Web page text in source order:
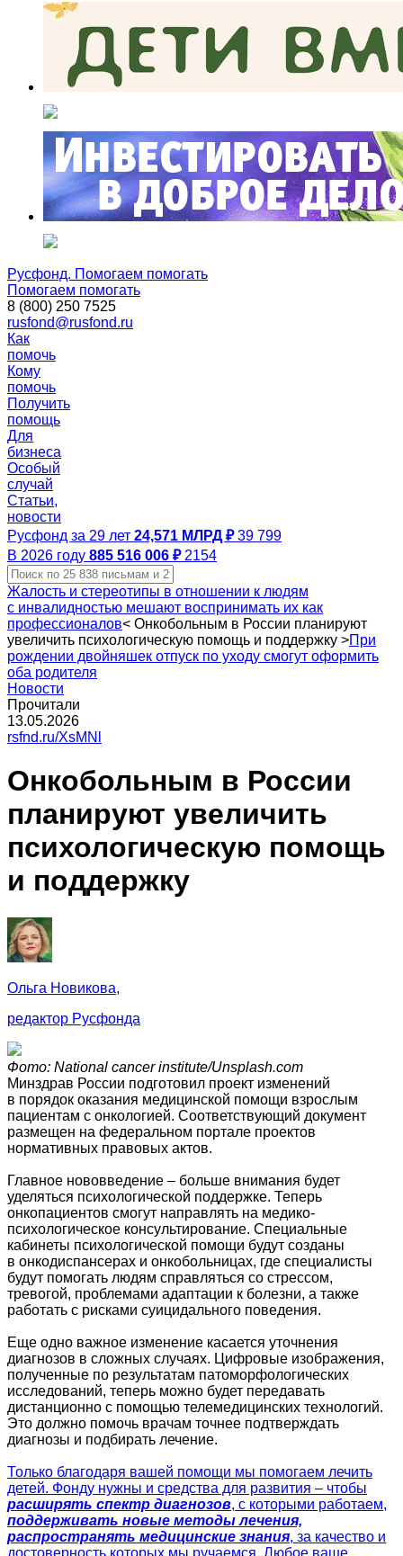
Русфонд. Помогаем помогать
Помогаем помогать
8 (800) 250 7525
rusfond@rusfond.ru
Как
помочь
Кому
помочь
Получить
помощь
Для
бизнеса
Особый
случай
Статьи,
новости
Русфонд за 29 лет 24,571 МЛРД ₽ 39 799
В 2026 году 885 516 006 ₽ 2154
Жалость и стереотипы в отношении к людям
с инвалидностью мешают воспринимать их как
профессионалов< Онкобольным в России планируют
увеличить психологическую помощь и поддержку >При
рождении двойняшек отпуск по уходу смогут оформить
оба родителя
Новости
Прочитали
13.05.2026
rsfnd.ru/XsMNl
Онкобольным в России
планируют увеличить
психологическую помощь
и поддержку
Ольга Новикова,
редактор Русфонда
Фото: National сancer institute/Unsplash.com
Минздрав России подготовил проект изменений
в порядок оказания медицинской помощи взрослым
пациентам с онкологией. Соответствующий документ
размещен на федеральном портале проектов
нормативных правовых актов.
Главное нововведение – больше внимания будет
уделяться психологической поддержке. Теперь
онкопациентов смогут направлять на медико-
психологическое консультирование. Специальные
кабинеты психологической помощи будут созданы
в онкодиспансерах и онкобольницах, где специалисты
будут помогать людям справляться со стрессом,
тревогой, проблемами адаптации к болезни, а также
работать с рисками суицидального поведения.
Еще одно важное изменение касается уточнения
диагнозов в сложных случаях. Цифровые изображения,
полученные по результатам патоморфологических
исследований, теперь можно будет передавать
дистанционно с помощью телемедицинских технологий.
Это должно помочь врачам точнее подтверждать
диагнозы и подбирать лечение.
Только благодаря вашей помощи мы помогаем лечить
детей. Фонду нужны и средства для развития – чтобы
расширять спектр диагнозов, с которыми работаем,
поддерживать новые методы лечения,
распространять медицинские знания, за качество и
достоверность которых мы ручаемся. Любое ваше